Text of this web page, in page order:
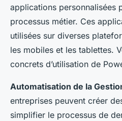
applications personnalisées
processus métier. Ces
utilisées sur diverses
les mobiles et les tablettes.
concrets d’utilisation de
Automatisation de la
entreprises peuvent créer
simplifier le processus de